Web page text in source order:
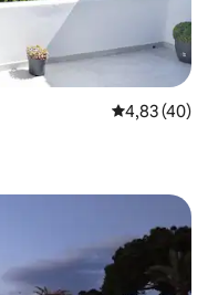
5 üzerinden
4,83 (40)